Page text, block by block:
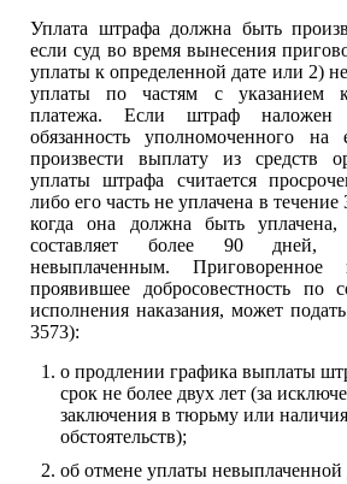
Уплата штрафа должна быть
если суд во время вынесения
уплаты к определенной дате или 2)
уплаты по частям с указанием
платежа. Если штраф наложен
обязанность уполномоченного
произвести выплату из средств
уплаты штрафа считается
либо его часть не уплачена в
когда она должна быть
составляет более 90 дней,
невыплаченным.
проявившее добросовестность по
исполнения наказания, может
3573):
о продлении графика выплаты
срок не более двух лет (за
заключения в тюрьму или
обстоятельств);
об отмене уплаты